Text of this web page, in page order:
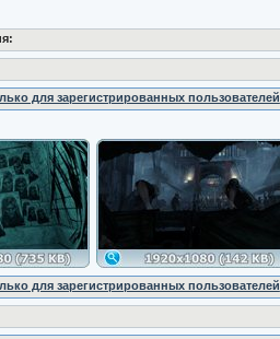
для зарегистрированных пользователей
для зарегистрированных пользователей